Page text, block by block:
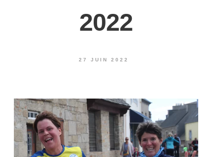
2022
27 JUIN 2022